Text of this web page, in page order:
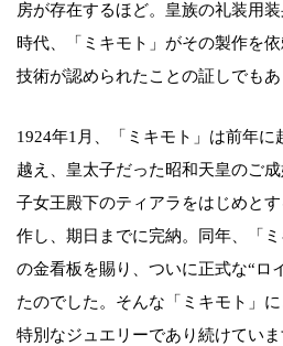
房が存在するほど。皇族の礼装用
時代、「ミキモト」がその製作を
技術が認められたことの証しでもあ
1924年1月、「ミキモト」は前年に
越え、皇太子だった昭和天皇のご
子女王殿下のティアラをはじめと
作し、期日までに完納。同年、「
の金看板を賜り、ついに正式な“ロ
たのでした。そんな「ミキモト」
特別なジュエリーであり続けていま